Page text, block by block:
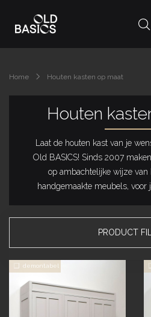
Home Houten kasten op maat
Houten
Laat de houten kast van je
Old BASICS! Sinds 2007
op ambachtelijke wijze van
handgemaakte meubels, voor
PRODUCT
demontabel